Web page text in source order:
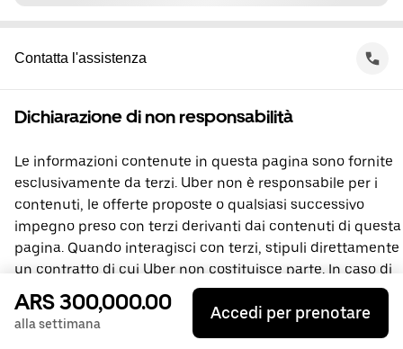
Contatta l'assistenza
Dichiarazione di non responsabilità
Le informazioni contenute in questa pagina sono fornite
esclusivamente da terzi. Uber non è responsabile per i
contenuti, le offerte proposte o qualsiasi successivo
impegno preso con terzi derivanti dai contenuti di questa
pagina. Quando interagisci con terzi, stipuli direttamente
un contratto di cui Uber non costituisce parte. In caso di
domande, contatta direttamente la terza parte
interessata.
ARS 300,000.00
alla settimana
Accedi per prenotare